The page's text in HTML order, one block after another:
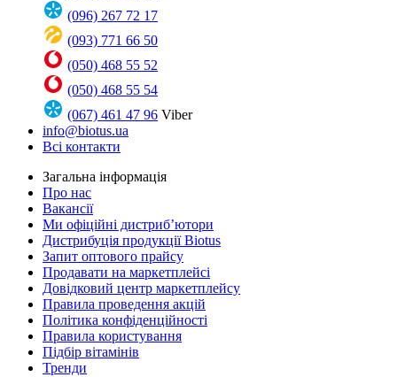
(096) 267 72 17
(093) 771 66 50
(050) 468 55 52
(050) 468 55 54
(067) 461 47 96 Viber
info@biotus.ua
Всі контакти
Загальна інформація
Про нас
Вакансії
Ми офіційні дистриб’ютори
Дистрибуція продукції Biotus
Запит оптового прайсу
Продавати на маркетплейсі
Довідковий центр маркетплейсу
Правила проведення акцій
Політика конфіденційності
Правила користування
Підбір вітамінів
Тренди